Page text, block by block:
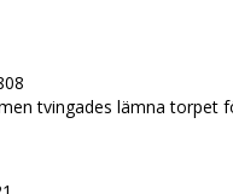
tvingades lämna torpet